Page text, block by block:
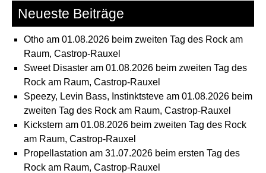
Neueste Beiträge
Otho am 01.08.2026 beim zweiten Tag des Rock am
Raum, Castrop-Rauxel
Sweet Disaster am 01.08.2026 beim zweiten Tag des
Rock am Raum, Castrop-Rauxel
Speezy, Levin Bass, Instinktsteve am 01.08.2026 beim
zweiten Tag des Rock am Raum, Castrop-Rauxel
Kickstern am 01.08.2026 beim zweiten Tag des Rock
am Raum, Castrop-Rauxel
Propellastation am 31.07.2026 beim ersten Tag des
Rock am Raum, Castrop-Rauxel